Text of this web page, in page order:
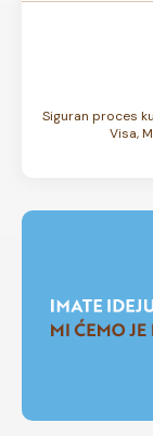
Siguran proces
Visa,